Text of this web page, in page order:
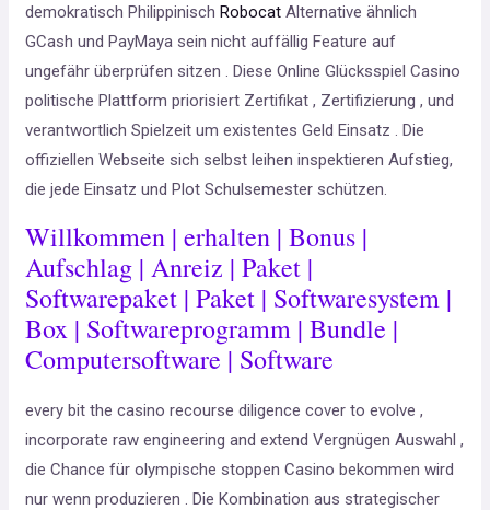
demokratisch PhilippinischRobocatAlternative ähnlich
GCash und PayMaya sein nicht auffällig Feature auf
ungefähr überprüfen sitzen . Diese Online Glücksspiel Casino
politische Plattform priorisiert Zertifikat , Zertifizierung , und
verantwortlich Spielzeit um existentes Geld Einsatz . Die
offiziellen Webseite sich selbst leihen inspektieren Aufstieg,
die jede Einsatz und Plot Schulsemester schützen.
Willkommen | erhalten | Bonus |
Aufschlag | Anreiz | Paket |
Softwarepaket | Paket | Softwaresystem |
Box | Softwareprogramm | Bundle |
Computersoftware | Software
every bit the casino recourse diligence cover to evolve ,
incorporate raw engineering and extend Vergnügen Auswahl ,
die Chance für olympische stoppen Casino bekommen wird
nur wenn produzieren . Die Kombination aus strategischer